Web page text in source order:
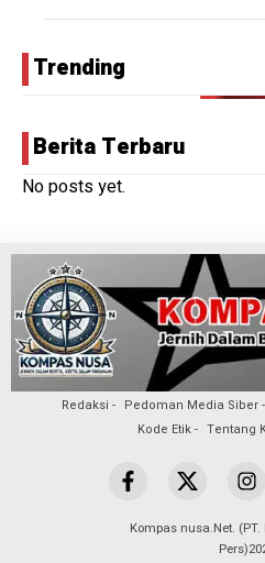
Trending
Berita Terbaru
No posts yet.
Redaksi Pedoman Media Siber
Kode Etik
Tentang
Kompas nusa.Net.